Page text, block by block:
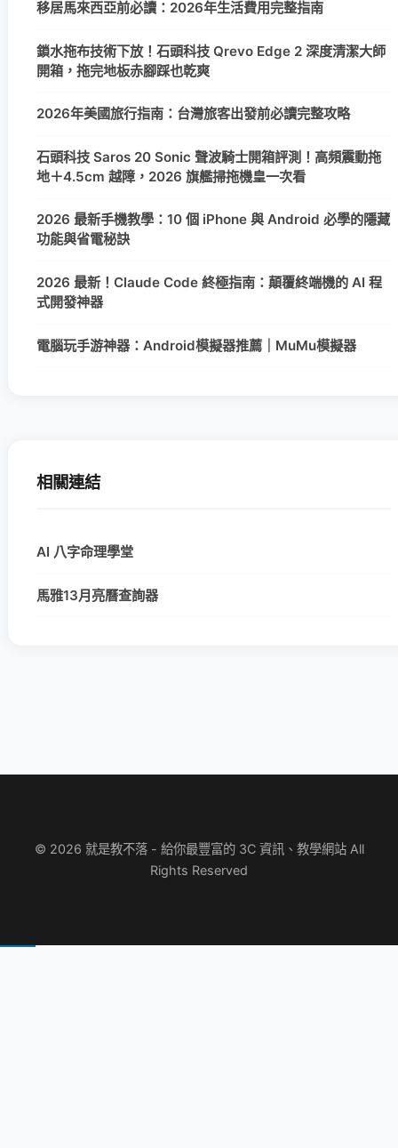
移居馬來西亞前必讀：2026年生活費用完整指南
鎖水拖布技術下放！石頭科技 Qrevo Edge 2 深度清潔大師
開箱，拖完地板赤腳踩也乾爽
2026年美國旅行指南：台灣旅客出發前必讀完整攻略
石頭科技 Saros 20 Sonic 聲波騎士開箱評測！高頻震動拖
地＋4.5cm 越障，2026 旗艦掃拖機皇一次看
2026 最新手機教學：10 個 iPhone 與 Android 必學的隱藏
功能與省電秘訣
2026 最新！Claude Code 終極指南：顛覆終端機的 AI 程
式開發神器
電腦玩手游神器：Android模擬器推薦｜MuMu模擬器
相關連結
AI 八字命理學堂
馬雅13月亮曆查詢器
© 2026 就是教不落 - 給你最豐富的 3C 資訊、教學網站 All
Rights Reserved